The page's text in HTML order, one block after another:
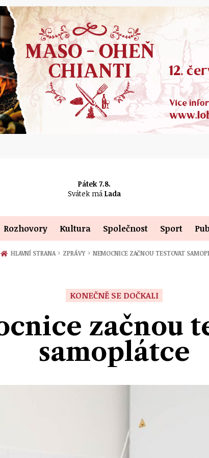
Pátek 7.8.
Svátek má Lada
Rozhovory Kultura Společnost Sport
HLAVNÍ STRANA › ZPRÁVY › NEMOCNICE ZAČNOU TESTOVAT
KONEČNĚ SE DOČKALI
začnou
samoplátce